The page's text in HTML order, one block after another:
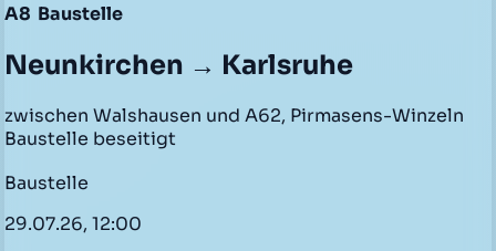
A8 Baustelle
Neunkirchen → Karlsruhe
zwischen Walshausen und A62, Pirmasens-Winzeln
Baustelle beseitigt
Baustelle
29.07.26, 12:00